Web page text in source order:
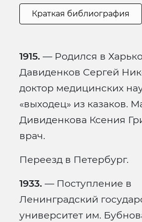
Краткая библиография
1915. — Родился в
Давиденков Сергей
доктор медицинских
«выходец» из казаков.
Дивиденкова Ксения
врач.
Переезд в Петербург.
1933. — Поступление в
Ленинградский
университет им.